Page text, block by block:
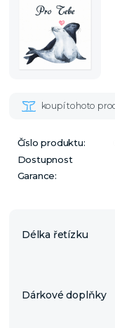
Číslo produktu:
Dostupnost
Garance:
Délka řetízku
Dárkové doplňky